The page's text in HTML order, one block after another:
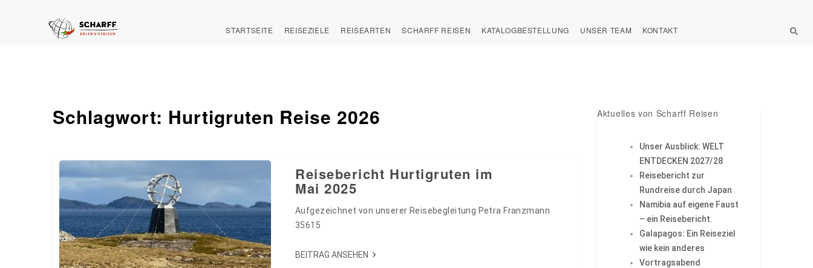
STARTSEITE REISEZIELE REISEARTEN SCHARFF REISEN KATALOGBESTELLUNG UNSER TEAM KONTAKT
Schlagwort: Hurtigruten Reise 2026
Reisebericht Hurtigruten im
Mai 2025
Aufgezeichnet von unserer Reisebegleitung Petra Franzmann
35615
BEITRAG ANSEHEN
Aktuelles von Scharff Reisen
Unser Ausblick: WELT
ENTDECKEN 2027/28
Reisebericht zur
Rundreise durch Japan
Namibia auf eigene Faust
– ein Reisebericht.
Galapagos: Ein Reiseziel
wie kein anderes
Vortragsabend